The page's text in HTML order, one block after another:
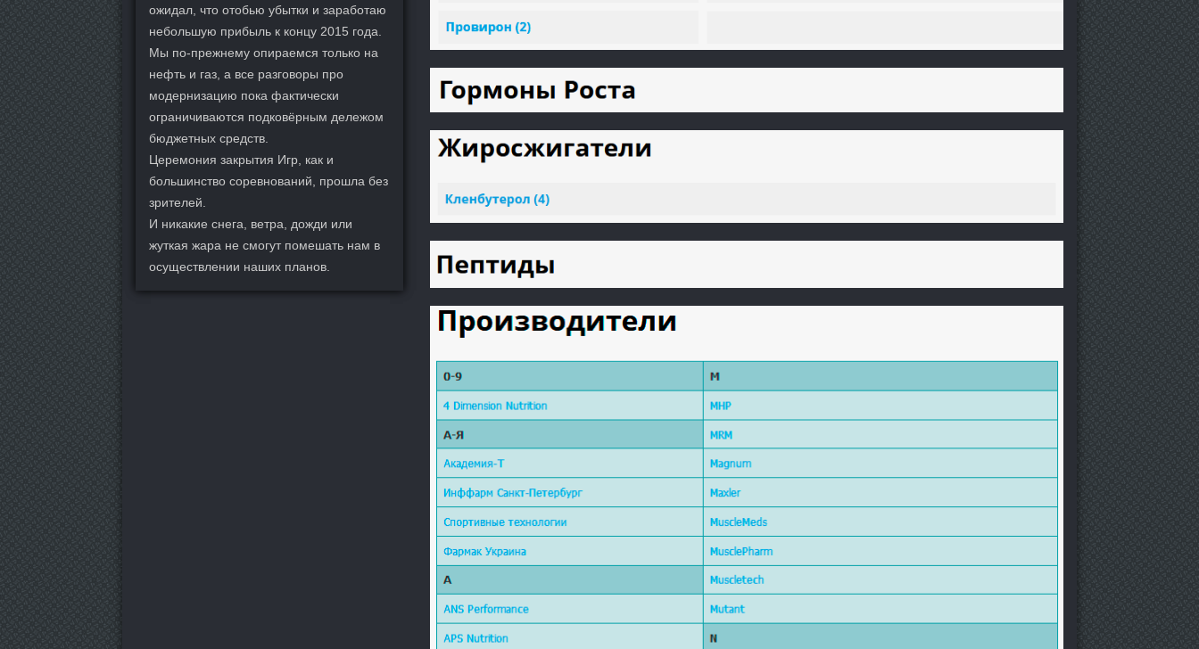
ожидал, что отобью убытки и заработаю
небольшую прибыль к концу 2015 года.
Мы по-прежнему опираемся только на
нефть и газ, а все разговоры про
модернизацию пока фактически
ограничиваются подковёрным дележом
бюджетных средств.
Церемония закрытия Игр, как и
большинство соревнований, прошла без
зрителей.
И никакие снега, ветра, дожди или
жуткая жара не смогут помешать нам в
осуществлении наших планов.